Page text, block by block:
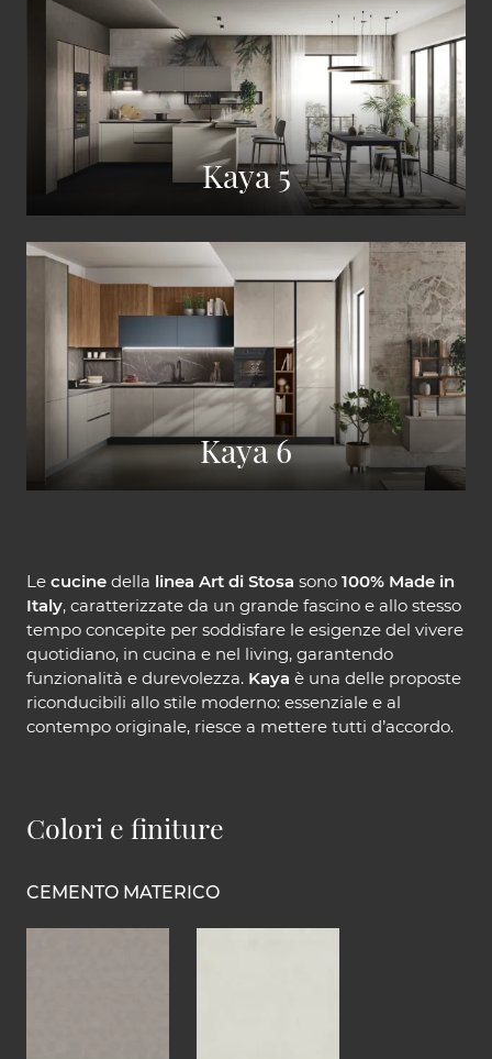
Kaya 5
Kaya 6
Le cucine della linea Art di Stosa sono 100% Made in
Italy, caratterizzate da un grande fascino e allo stesso
tempo concepite per soddisfare le esigenze del vivere
quotidiano, in cucina e nel living, garantendo
funzionalità e durevolezza. Kaya è una delle proposte
riconducibili allo stile moderno: essenziale e al
contempo originale, riesce a mettere tutti d’accordo.
Colori e finiture
CEMENTO MATERICO